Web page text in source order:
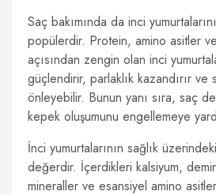
Saç bakımında da inci
popülerdir. Protein, amino asitler
açısından zengin olan inci
güçlendirir, parlaklık kazandırır ve
önleyebilir. Bunun yanı sıra, saç
kepek oluşumunu engellemeye
İnci yumurtalarının sağlık
değerdir. İçerdikleri kalsiyum,
mineraller ve esansiyel amino